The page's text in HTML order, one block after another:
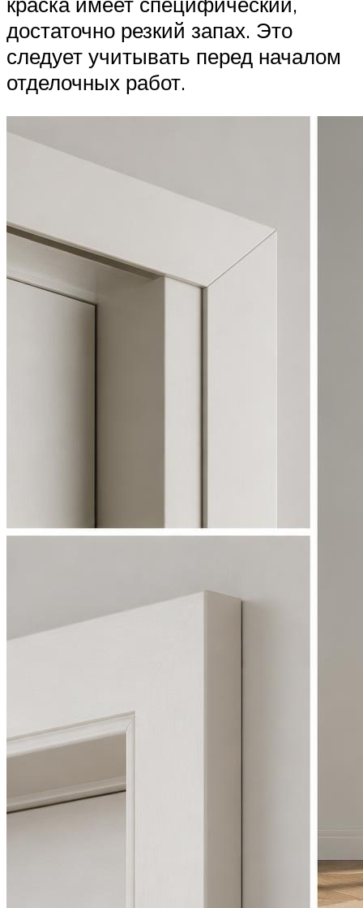
достаточно резкий запах. Это
следует учитывать перед началом
отделочных работ.